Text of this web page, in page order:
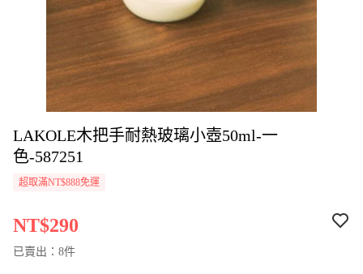
LAKOLE木把手耐熱玻璃小壺50ml-一
色-587251
超取滿NT$888免運
NT$290
已賣出：8件